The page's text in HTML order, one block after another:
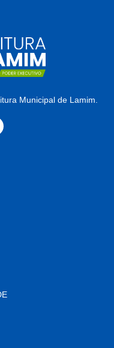
Municipal de Lamim.